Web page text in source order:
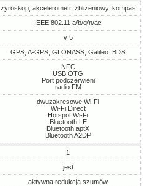
żyroskop, akcelerometr, zbliżeniowy, kompas
IEEE 802.11 a/b/g/n/ac
v 5
GPS, A-GPS, GLONASS, Galileo, BDS
NFC
USB OTG
Port podczerwieni
radio FM
dwuzakresowe Wi-Fi
Wi-Fi Direct
Hotspot Wi-Fi
Bluetooth LE
Bluetooth aptX
Bluetooth A2DP
1
jest
aktywna redukcja szumów